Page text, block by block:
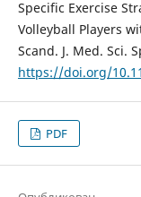
Specific Exercise
Volleyball Players
Scand. J. Med. Sci.
https://doi.org/
PDF